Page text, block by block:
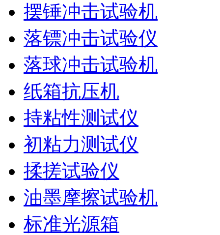
摆锤冲击试验机
落镖冲击试验仪
落球冲击试验机
纸箱抗压机
持粘性测试仪
初粘力测试仪
揉搓试验仪
油墨摩擦试验机
标准光源箱